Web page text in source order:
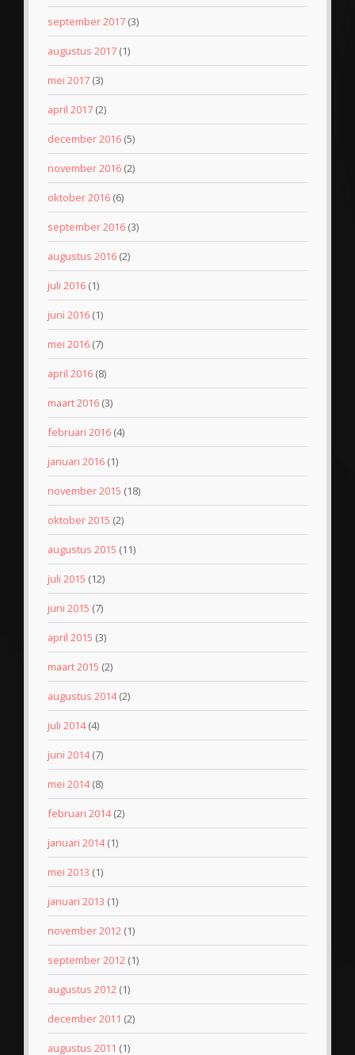
september 2017 (3)
augustus 2017 (1)
mei 2017 (3)
april 2017 (2)
december 2016 (5)
november 2016 (2)
oktober 2016 (6)
september 2016 (3)
augustus 2016 (2)
juli 2016 (1)
juni 2016 (1)
mei 2016 (7)
april 2016 (8)
maart 2016 (3)
februari 2016 (4)
januari 2016 (1)
november 2015 (18)
oktober 2015 (2)
augustus 2015 (11)
juli 2015 (12)
juni 2015 (7)
april 2015 (3)
maart 2015 (2)
augustus 2014(2)
juli 2014(4)
juni 2014(7)
mei 2014(8)
februari 2014(2)
januari 2014(1)
mei 2013 (1)
januari 2013 (1)
november 2012 (1)
september 2012 (1)
augustus 2012 (1)
december 2011 (2)
augustus 2011 (1)